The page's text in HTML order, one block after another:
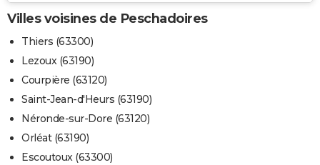
Villes voisines de Peschadoires
Thiers (63300)
Lezoux (63190)
Courpière (63120)
Saint-Jean-d'Heurs (63190)
Néronde-sur-Dore (63120)
Orléat (63190)
Escoutoux (63300)